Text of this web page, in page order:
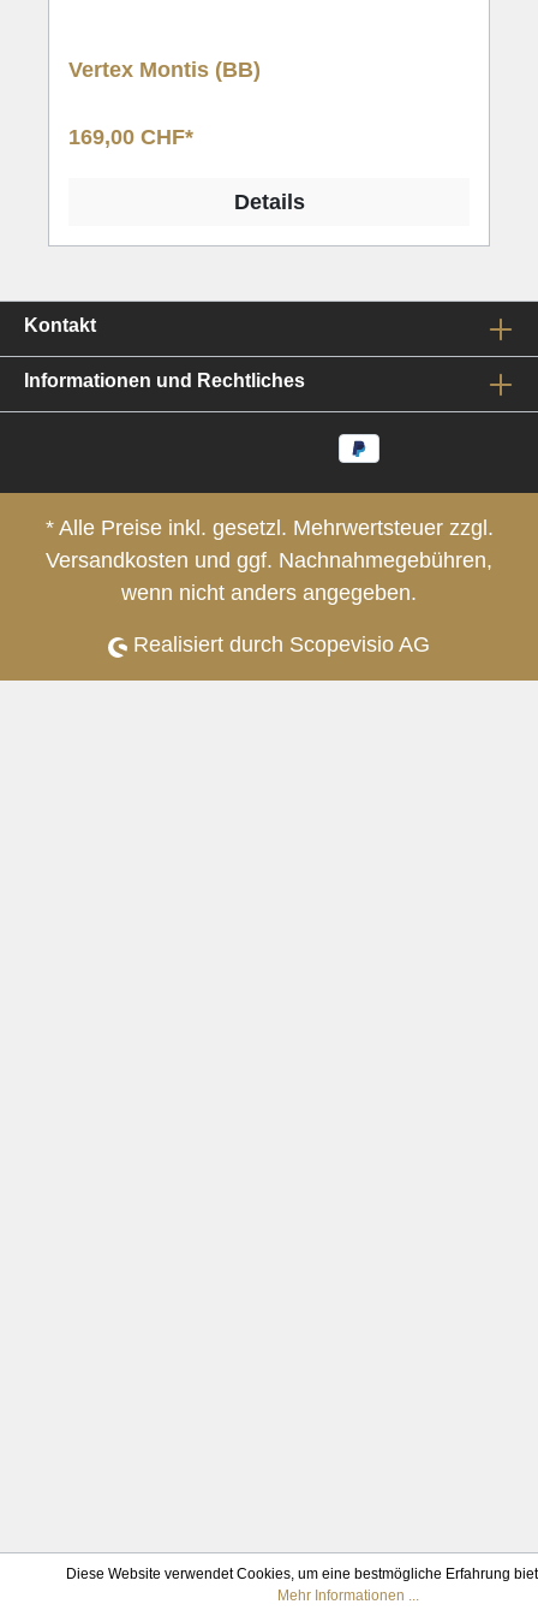
Sprachen bestand. Dies wurde zu meinem ‘Modus
Vertex Montis (BB)
169,00 CHF*
Details
Kontakt
Informationen und Rechtliches
* Alle Preise inkl. gesetzl. Mehrwertsteuer zzgl.
Versandkosten und ggf. Nachnahmegebühren,
wenn nicht anders angegeben.
Realisiert durch Scopevisio AG
Diese Website verwendet Cookies, um eine bestmögliche Erfahrung
Mehr Informationen ...